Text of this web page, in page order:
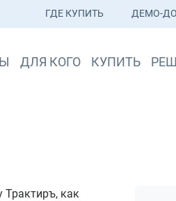
ГДЕ КУПИТЬ ДЕМО-
ДЛЯ КОГО КУПИТЬ
как